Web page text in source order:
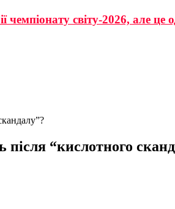
чемпіонату світу-2026, але
“кислотного